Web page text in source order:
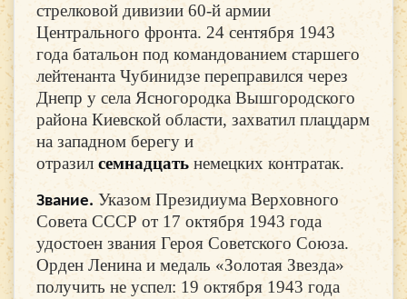
стрелковой дивизии 60-й армии
Центрального фронта. 24 сентября 1943
года батальон под командованием старшего
лейтенанта Чубинидзе переправился через
Днепр у села Ясногородка Вышгородского
района Киевской области, захватил плацдарм
на западном берегу и
отразил семнадцать немецких контратак.
Звание. Указом Президиума Верховного
Совета СССР от 17 октября 1943 года
удостоен звания Героя Советского Союза.
Орден Ленина и медаль «Золотая Звезда»
получить не успел: 19 октября 1943 года